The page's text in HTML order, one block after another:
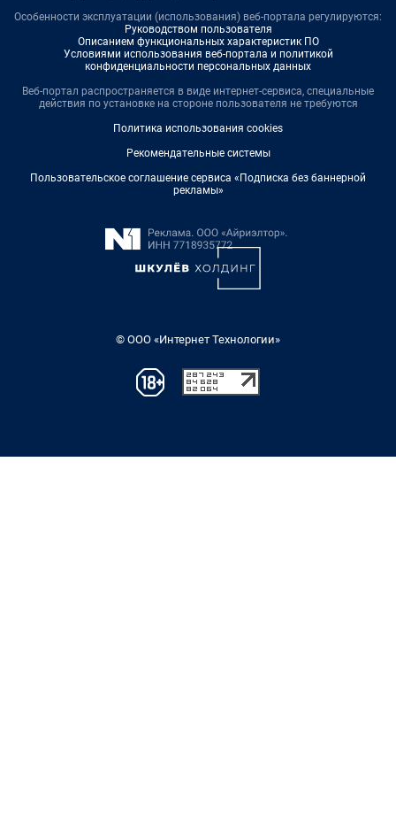
Особенности эксплуатации (использования) веб-портала регулируются:
Руководством пользователя
Описанием функциональных характеристик ПО
Условиями использования веб-портала и политикой
конфиденциальности персональных данных
Веб-портал распространяется в виде интернет-сервиса, специальные
действия по установке на стороне пользователя не требуются
Политика использования cookies
Рекомендательные системы
Пользовательское соглашение сервиса «Подписка без баннерной
рекламы»
© ООО «Интернет Технологии»